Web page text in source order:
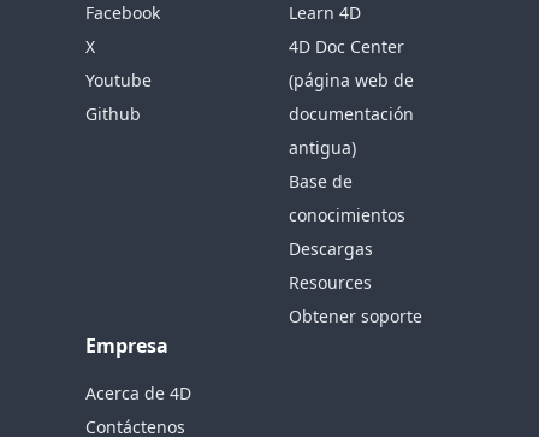
Facebook
X
Youtube
Github
Learn 4D
4D Doc Center
(página web de
documentación
antigua)
Base de
conocimientos
Descargas
Resources
Obtener soporte
Empresa
Acerca de 4D
Contáctenos